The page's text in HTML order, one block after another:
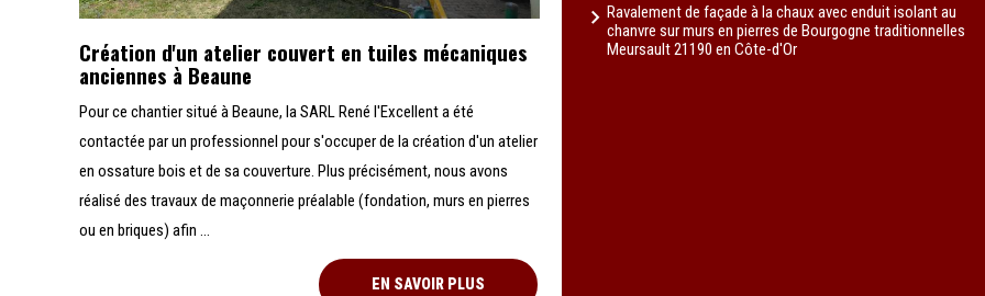
Création d'un atelier couvert en tuiles mécaniques
anciennes à Beaune
Pour ce chantier situé à Beaune, la SARL René l'Excellent a été
contactée par un professionnel pour s'occuper de la création d'un atelier
en ossature bois et de sa couverture. Plus précisément, nous avons
réalisé des travaux de maçonnerie préalable (fondation, murs en pierres
ou en briques) afin ...
EN SAVOIR PLUS
Ravalement de façade à la chaux avec enduit isolant au
chanvre sur murs en pierres de Bourgogne traditionnelles
Meursault 21190 en Côte-d'Or